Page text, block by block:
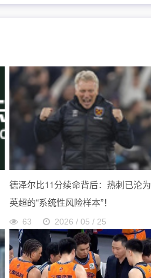
德泽尔比11分续命背后：热刺已沦为
英超的“系统性风险样本”！
63 2026 / 05 / 25